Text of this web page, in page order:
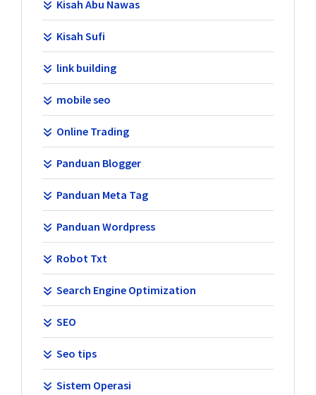
Kisah Abu Nawas
Kisah Sufi
link building
mobile seo
Online Trading
Panduan Blogger
Panduan Meta Tag
Panduan Wordpress
Robot Txt
Search Engine Optimization
SEO
Seo tips
Sistem Operasi